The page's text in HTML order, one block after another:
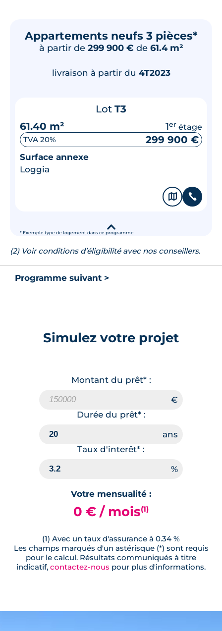
Appartements neufs 3 pièces*
à partir de 299 900 € de 61.4 m²
* Exemple type de logement dans ce programme
livraison à partir du 4T2023
Lot T3
61.40 m²
1er étage
TVA 20% 299 900 €
Surface annexe
Loggia
🗞 📞
▾
(2) Voir conditions d’éligibilité avec nos conseillers.
Programme suivant >
Simulez votre projet
Montant du prêt* :
Durée du prêt* :
Taux d'interêt* :
Votre mensualité :
0 € / mois(1)
(1) Avec un taux d'assurance à 0.34 %
Les champs marqués d'un astérisque (*) sont requis
pour le calcul. Résultats communiqués à titre
indicatif, contactez-nous pour plus d'informations.